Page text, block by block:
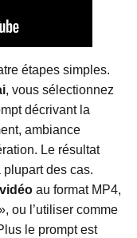
étapes simples.
, vous sélectionnez
décrivant la
ambiance
Le résultat
plupart des cas.
au format MP4,
ou l’utiliser comme
le prompt est